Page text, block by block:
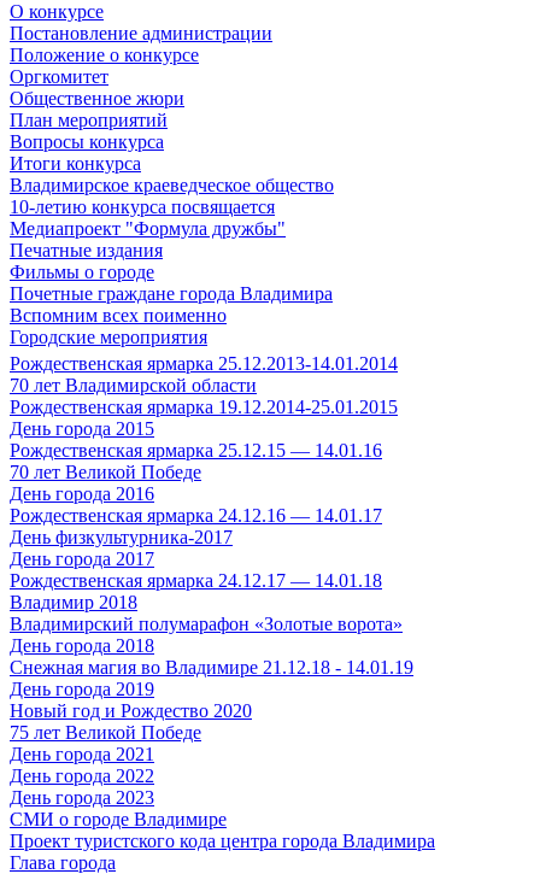
О конкурсе
Постановление администрации
Положение о конкурсе
Оргкомитет
Общественное жюри
План мероприятий
Вопросы конкурса
Итоги конкурса
Владимирское краеведческое общество
10-летию конкурса посвящается
Медиапроект "Формула дружбы"
Печатные издания
Фильмы о городе
Почетные граждане города Владимира
Вспомним всех поименно
Городские мероприятия
Рождественская ярмарка 25.12.2013-14.01.2014
70 лет Владимирской области
Рождественская ярмарка 19.12.2014-25.01.2015
День города 2015
Рождественская ярмарка 25.12.15 — 14.01.16
70 лет Великой Победе
День города 2016
Рождественская ярмарка 24.12.16 — 14.01.17
День физкультурника-2017
День города 2017
Рождественская ярмарка 24.12.17 — 14.01.18
Владимир 2018
Владимирский полумарафон «Золотые ворота»
День города 2018
Снежная магия во Владимире 21.12.18 - 14.01.19
День города 2019
Новый год и Рождество 2020
75 лет Великой Победе
День города 2021
День города 2022
День города 2023
СМИ о городе Владимире
Проект туристского кода центра города Владимира
Глава города